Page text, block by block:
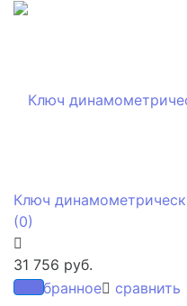
избранное сравнить
Ключ
(0)
31 756 руб.